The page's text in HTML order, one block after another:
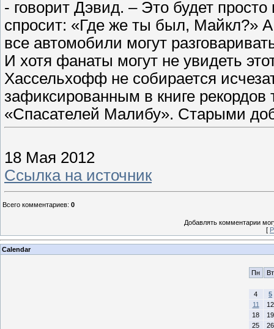
- говорит Дэвид. – Это будет
спросит: «Где же ты был, Майкл?»
все автомобили могут
И хотя фанаты могут не увидеть
Хассельхофф не собирается
зафиксированным в книге
«Спасателей Малибу». Старыми
18 Мая 2012
Ссылка на источник
Всего комментариев: 0
Добавлять комментарии
[
Calendar
Пн Вт
4
5
11
12
18
19
25
26